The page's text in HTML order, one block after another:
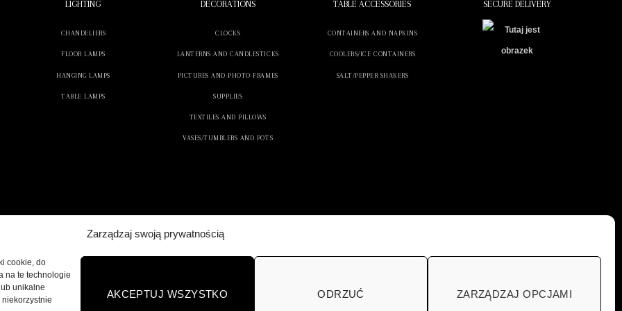
Zarządzaj swoją prywatnością
cookie, do
na te technologie
unikalne
AKCEPTUJ WSZYSTKO ODRZUĆ ZARZĄDZAJ OPCJAMI
LIGHTING
CHANDELIERS
FLOOR LAMPS
HANGING LAMPS
TABLE LAMPS
DECORATIONS
CLOCKS
LANTERNS AND CANDLESTICKS
PICTURES AND PHOTO FRAMES
SUPPLIES
TEXTILES AND PILLOWS
VASES/TUMBLERS AND POTS
TABLE ACCESSORIES
CONTAINERS AND NAPKINS
COOLERS/ICE CONTAINERS
SALT/PEPPER SHAKERS
SECURE DELIVERY